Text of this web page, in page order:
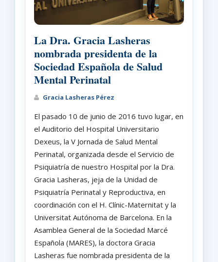
La Dra. Gracia Lasheras
nombrada presidenta de la
Sociedad Española de Salud
Mental Perinatal
Gracia Lasheras Pérez
El pasado 10 de junio de 2016 tuvo lugar, en
el Auditorio del Hospital Universitario
Dexeus, la V Jornada de Salud Mental
Perinatal, organizada desde el Servicio de
Psiquiatría de nuestro Hospital por la Dra.
Gracia Lasheras, jeja de la Unidad de
Psiquiatría Perinatal y Reproductiva, en
coordinación con el H. Clínic-Maternitat y la
Universitat Autónoma de Barcelona. En la
Asamblea General de la Sociedad Marcé
Española (MARES), la doctora Gracia
Lasheras fue nombrada presidenta de la